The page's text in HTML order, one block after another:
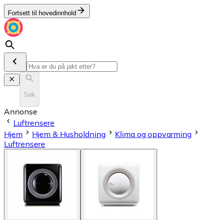
Fortsett til hovedinnhold
Søk
Annonse
Luftrensere
Hjem
Hjem & Husholdning
Klima og oppvarming
Luftrensere